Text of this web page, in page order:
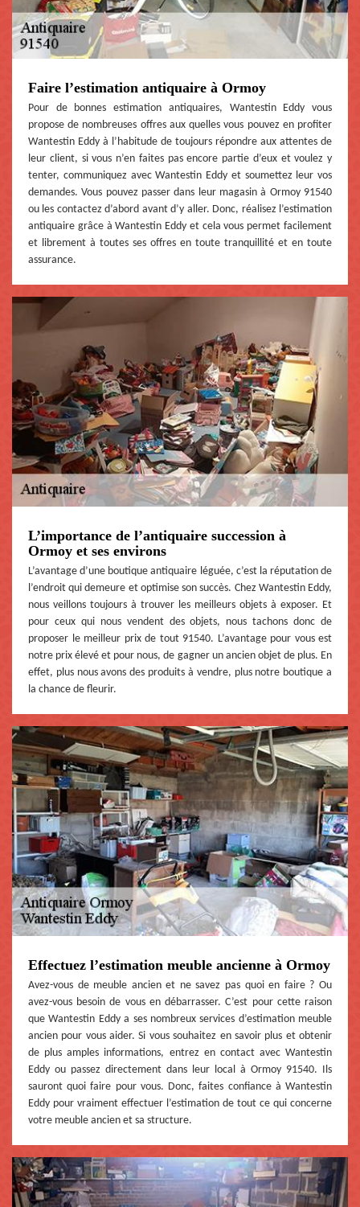
Faire l’estimation antiquaire à Ormoy
Pour de bonnes estimation antiquaires, Wantestin Eddy vous
propose de nombreuses offres aux quelles vous pouvez en profiter
Wantestin Eddy à l’habitude de toujours répondre aux attentes de
leur client, si vous n’en faites pas encore partie d’eux et voulez y
tenter, communiquez avec Wantestin Eddy et soumettez leur vos
demandes. Vous pouvez passer dans leur magasin à Ormoy 91540
ou les contactez d’abord avant d’y aller. Donc, réalisez l’estimation
antiquaire grâce à Wantestin Eddy et cela vous permet facilement
et librement à toutes ses offres en toute tranquillité et en toute
assurance.
L’importance de l’antiquaire succession à
Ormoy et ses environs
L’avantage d’une boutique antiquaire léguée, c’est la réputation de
l’endroit qui demeure et optimise son succès. Chez Wantestin Eddy,
nous veillons toujours à trouver les meilleurs objets à exposer. Et
pour ceux qui nous vendent des objets, nous tachons donc de
proposer le meilleur prix de tout 91540. L’avantage pour vous est
notre prix élevé et pour nous, de gagner un ancien objet de plus. En
effet, plus nous avons des produits à vendre, plus notre boutique a
la chance de fleurir.
Effectuez l’estimation meuble ancienne à Ormoy
Avez-vous de meuble ancien et ne savez pas quoi en faire ? Ou
avez-vous besoin de vous en débarrasser. C’est pour cette raison
que Wantestin Eddy a ses nombreux services d’estimation meuble
ancien pour vous aider. Si vous souhaitez en savoir plus et obtenir
de plus amples informations, entrez en contact avec Wantestin
Eddy ou passez directement dans leur local à Ormoy 91540. Ils
sauront quoi faire pour vous. Donc, faites confiance à Wantestin
Eddy pour vraiment effectuer l’estimation de tout ce qui concerne
votre meuble ancien et sa structure.